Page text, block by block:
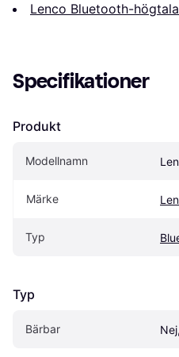
Lenco Bluetooth-
Specifikationer
Produkt
Modellnamn
Märke
Typ
Typ
Bärbar